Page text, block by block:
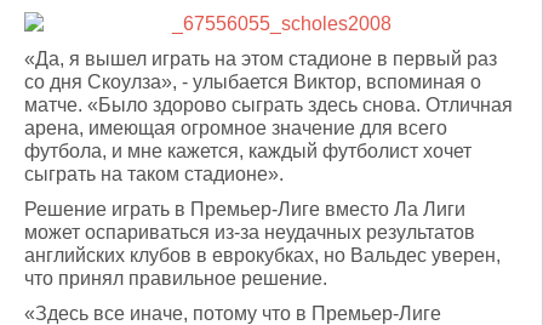
«Да, я вышел играть на этом стадионе в первый раз
со дня Скоулза», - улыбается Виктор, вспоминая о
матче. «Было здорово сыграть здесь снова. Отличная
арена, имеющая огромное значение для всего
футбола, и мне кажется, каждый футболист хочет
сыграть на таком стадионе».
Решение играть в Премьер-Лиге вместо Ла Лиги
может оспариваться из-за неудачных результатов
английских клубов в еврокубках, но Вальдес уверен,
что принял правильное решение.
«Здесь все иначе, потому что в Премьер-Лиге